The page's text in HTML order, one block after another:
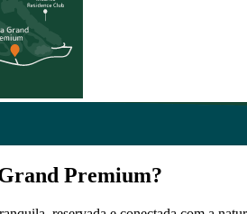
Premium?